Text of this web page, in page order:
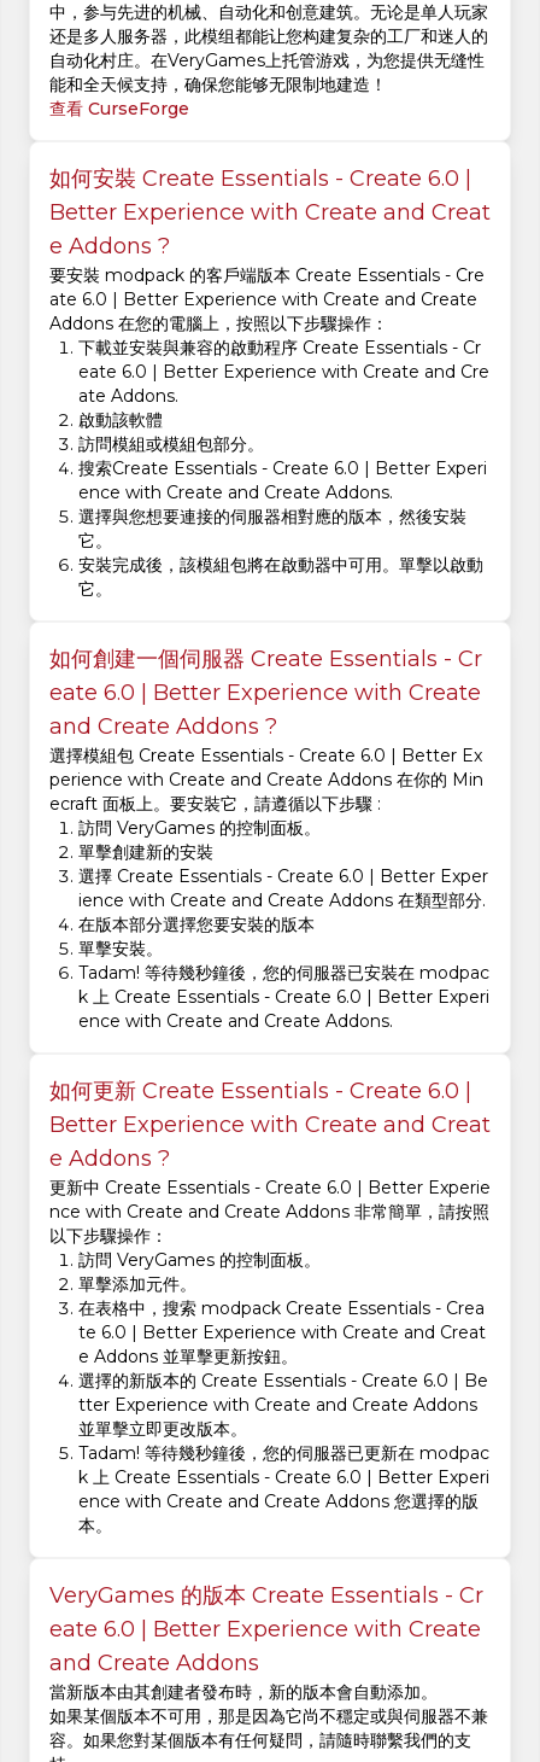
中，参与先进的机械、自动化和创意建筑。无论是单人玩家
还是多人服务器，此模组都能让您构建复杂的工厂和迷人的
自动化村庄。在VeryGames上托管游戏，为您提供无缝性
能和全天候支持，确保您能够无限制地建造！
查看 CurseForge
如何安裝 Create Essentials - Create 6.0 |
Better Experience with Create and Creat
e Addons ?
要安裝 modpack 的客戶端版本 Create Essentials - Cre
ate 6.0 | Better Experience with Create and Create
Addons 在您的電腦上，按照以下步驟操作：
下載並安裝與兼容的啟動程序 Create Essentials - Cr
eate 6.0 | Better Experience with Create and Cre
ate Addons.
啟動該軟體
訪問模組或模組包部分。
搜索Create Essentials - Create 6.0 | Better Experi
ence with Create and Create Addons.
選擇與您想要連接的伺服器相對應的版本，然後安裝
它。
安裝完成後，該模組包將在啟動器中可用。單擊以啟動
它。
如何創建一個伺服器 Create Essentials - Cr
eate 6.0 | Better Experience with Create
and Create Addons ?
選擇模組包 Create Essentials - Create 6.0 | Better Ex
perience with Create and Create Addons 在你的 Min
ecraft 面板上。要安裝它，請遵循以下步驟 :
訪問 VeryGames 的控制面板。
單擊創建新的安裝
選擇 Create Essentials - Create 6.0 | Better Exper
ience with Create and Create Addons 在類型部分.
在版本部分選擇您要安裝的版本
單擊安裝。
Tadam! 等待幾秒鐘後，您的伺服器已安裝在 modpac
k 上 Create Essentials - Create 6.0 | Better Experi
ence with Create and Create Addons.
如何更新 Create Essentials - Create 6.0 |
Better Experience with Create and Creat
e Addons ?
更新中 Create Essentials - Create 6.0 | Better Experie
nce with Create and Create Addons 非常簡單，請按照
以下步驟操作：
訪問 VeryGames 的控制面板。
單擊添加元件。
在表格中，搜索 modpack Create Essentials - Crea
te 6.0 | Better Experience with Create and Creat
e Addons 並單擊更新按鈕。
選擇的新版本的 Create Essentials - Create 6.0 | Be
tter Experience with Create and Create Addons
並單擊立即更改版本。
Tadam! 等待幾秒鐘後，您的伺服器已更新在 modpac
k 上 Create Essentials - Create 6.0 | Better Experi
ence with Create and Create Addons 您選擇的版
本。
VeryGames 的版本 Create Essentials - Cr
eate 6.0 | Better Experience with Create
and Create Addons
當新版本由其創建者發布時，新的版本會自動添加。
如果某個版本不可用，那是因為它尚不穩定或與伺服器不兼
容。如果您對某個版本有任何疑問，請隨時聯繫我們的支